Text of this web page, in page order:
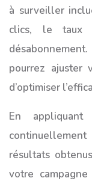
à surveiller
clics, le taux
pourrez ajuster
d’optimiser
En
résultats
votre